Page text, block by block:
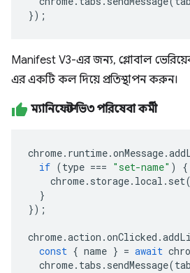
});
Manifest V3-এর জন্য, গ্লোবাল
এর একটি কল দিয়ে প্রতিস্থাপন করুন।
ম্যানিফেস্ট ভি৩ পরিষেবা কর্মী
chrome. runtime.onMessage.
if (type === "set-name" )
{
chrome. storage. local . set
}
});
chrome.action .onClicked .
const { name } = await
chrome. tabs . sendMessage(tab